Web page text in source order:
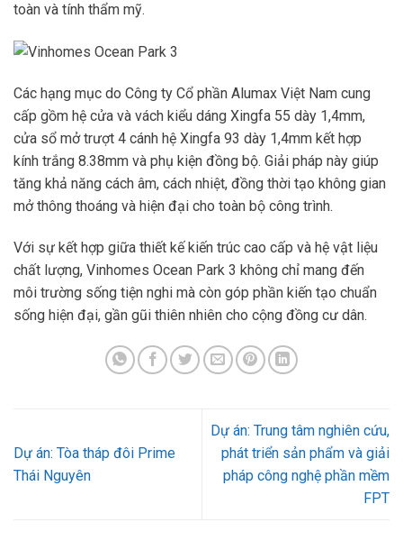
toàn và tính thẩm mỹ.
Các hạng mục do Công ty Cổ phần Alumax Việt Nam cung
cấp gồm hệ cửa và vách kiểu dáng Xingfa 55 dày 1,4mm,
cửa sổ mở trượt 4 cánh hệ Xingfa 93 dày 1,4mm kết hợp
kính trắng 8.38mm và phụ kiện đồng bộ. Giải pháp này giúp
tăng khả năng cách âm, cách nhiệt, đồng thời tạo không gian
mở thông thoáng và hiện đại cho toàn bộ công trình.
Với sự kết hợp giữa thiết kế kiến trúc cao cấp và hệ vật liệu
chất lượng, Vinhomes Ocean Park 3 không chỉ mang đến
môi trường sống tiện nghi mà còn góp phần kiến tạo chuẩn
sống hiện đại, gần gũi thiên nhiên cho cộng đồng cư dân.
Dự án: Tòa tháp đôi Prime
Thái Nguyên
Dự án: Trung tâm nghiên cứu,
phát triển sản phẩm và giải
pháp công nghệ phần mềm
FPT